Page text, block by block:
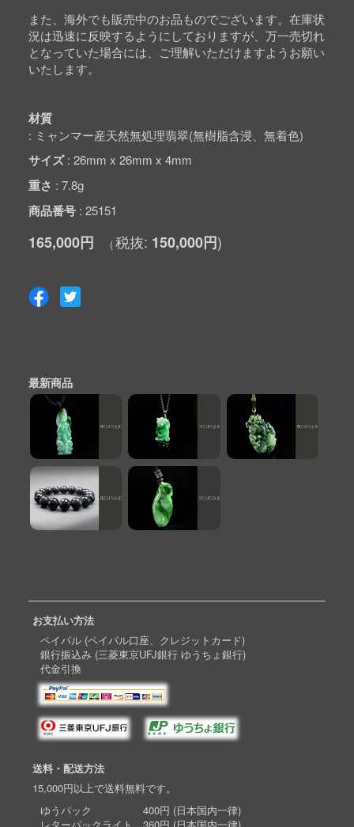
また、海外でも販売中のお品ものでございます。在庫状
況は迅速に反映するようにしておりますが、万一売切れ
となっていた場合には、ご理解いただけますようお願い
いたします。
材質
ミャンマー産天然無処理翡翠(無樹脂含浸、無着色)
サイズ 26mm x 26mm x 4mm
重さ 7.8g
商品番号 25151
165,000円 150,000円
最新商品
お支払い方法
ペイパル (ペイパル口座、クレジットカード)
銀行振込み (三菱東京UFJ銀行 ゆうちょ銀行)
代金引換
送料・配送方法
15,000円以上で送料無料です。
ゆうパック 400円 (日本国内一律)